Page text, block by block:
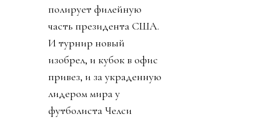
полирует филейную
часть президента США.
И турнир новый
изобрел, и кубок в офис
привез, и за украденную
лидером мира у
футболиста Челси